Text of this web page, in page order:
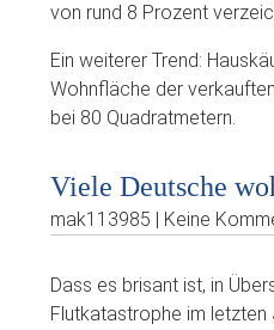
von rund 8 Prozent
Ein weiterer Trend:
Wohnfläche der
bei 80 Quadratmetern.
Viele Deutsche
mak113985 | Keine
Dass es brisant ist, in
Flutkatastrophe im letzten